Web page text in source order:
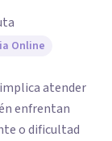
Online
atender
enfrentan
o dificultad